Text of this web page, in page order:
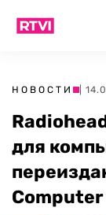
НОВОСТИ |
для
Computer